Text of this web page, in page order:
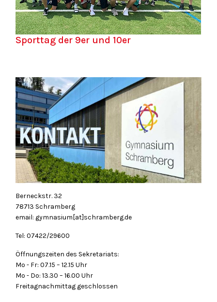
Sporttag der 9er und 10er
Berneckstr. 32
78713 Schramberg
email: gymnasium[at]schramberg.de
Tel: 07422/29600
Öffnungszeiten des Sekretariats:
Mo - Fr: 07.15 – 12.15 Uhr
Mo - Do: 13.30 – 16.00 Uhr
Freitagnachmittag geschlossen